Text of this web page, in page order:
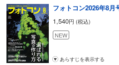
田理恵
080 身近な人こそ上手く撮りたい!!!
LESSON7「曇りや雨の日は絵作りが
082 「風光の峰 雲上の渓 黒部源流の山
087 「帝国ホテルの記憶 IMPERIAL
091 「聳えると崩れるは表裏一体」 竹
フォトコン2026年8月
1,540円 (税込)
NEW
あらすじを表示する